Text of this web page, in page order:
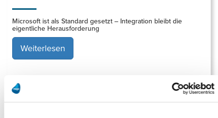
Microsoft ist als Standard gesetzt – Integration bleibt die
eigentliche Herausforderung
Weiterlesen
Redaktion